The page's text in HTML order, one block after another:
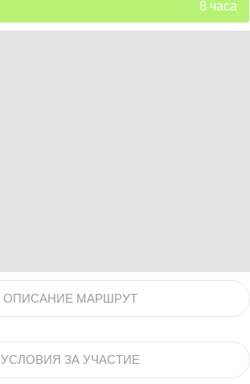
8 часа
ОПИСАНИЕ МАРШРУТ
УСЛОВИЯ ЗА УЧАСТИЕ